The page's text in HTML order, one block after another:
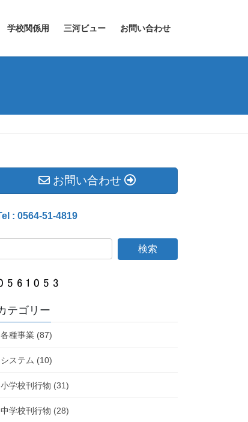
学校関係用 三河ビュー お問い合わせ
お問い合わせ
: 0564-51-4819
テゴリー
各種事業 (87)
システム (10)
小学校刊行物 (31)
中学校刊行物 (28)